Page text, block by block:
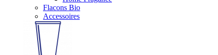
Flacons Bio
Accessoires